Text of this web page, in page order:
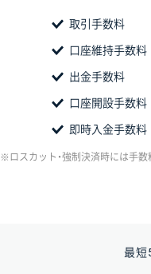
取引手数料
口座維持手数料
出金手数料
口座開設手数料
即時入金手数料
※ロスカット・強制決済時には手数
最短